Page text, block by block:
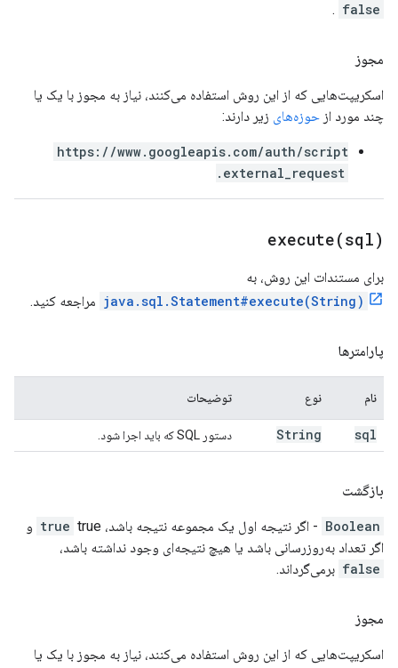
false
.
مجوز
اسکریپت‌هایی که از این روش استفاده می‌کنند، نیاز به مجوز با یک یا
چند مورد از حوزه‌های زیر دارند:
https://www.googleapis.com/auth/script
.external_request
execute(sql)
برای مستندات این روش، به
java.sql.Statement#execute(String) مراجعه کنید.
پارامترها
نام نوع توضیحات
sql
String دستور SQL که باید اجرا شود.
بازگشت
Boolean - اگر نتیجه اول یک مجموعه نتیجه باشد، true true و
اگر تعداد به‌روزرسانی باشد یا هیچ نتیجه‌ای وجود نداشته باشد،
false برمی‌گرداند.
مجوز
اسکریپت‌هایی که از این روش استفاده می‌کنند، نیاز به مجوز با یک یا